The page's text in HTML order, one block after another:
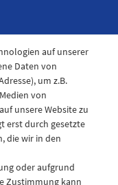
auf unserer
Daten von
um z.B.
von
unsere Website zu
erst durch gesetzte
die wir in den
oder aufgrund
Zustimmung kann